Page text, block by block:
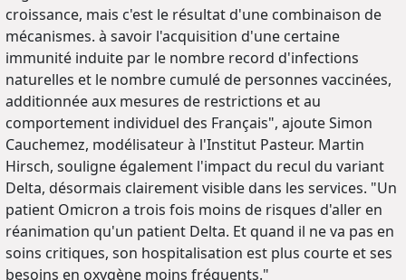
croissance, mais c'est le résultat d'une combinaison de
mécanismes. à savoir l'acquisition d'une certaine
immunité induite par le nombre record d'infections
naturelles et le nombre cumulé de personnes vaccinées,
additionnée aux mesures de restrictions et au
comportement individuel des Français", ajoute Simon
Cauchemez, modélisateur à l'Institut Pasteur. Martin
Hirsch, souligne également l'impact du recul du variant
Delta, désormais clairement visible dans les services. "Un
patient Omicron a trois fois moins de risques d'aller en
réanimation qu'un patient Delta. Et quand il ne va pas en
soins critiques, son hospitalisation est plus courte et ses
besoins en oxygène moins fréquents."